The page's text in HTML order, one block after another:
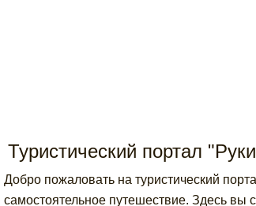
Туристический портал
Добро пожаловать на туристический
самостоятельное путешествие. Здесь